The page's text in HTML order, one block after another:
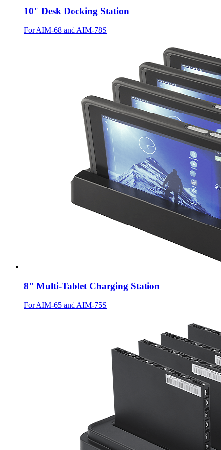
10" Desk Docking Station
For AIM-68 and AIM-78S
8" Multi-Tablet Charging Station
For AIM-65 and AIM-75S